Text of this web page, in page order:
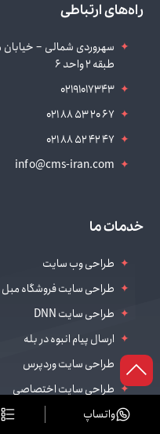
واتساپ
راه‌های ارتباطی
طبقه 2 واحد 6
02191017343
021 88 53 20 67
021 88 52 42 47
info@cms-iran.com
خدمات ما
طراحی وب سایت
طراحی سایت فروشگاه مبل
طراحی سایت DNN
ارسال پیام انبوه در بله
طراحی سایت وردپرس
طراحی سایت اختصاصی
طراحی سایت با دات نت